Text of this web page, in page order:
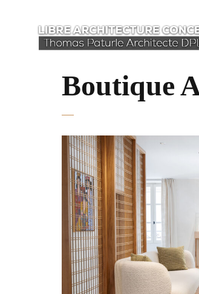
Boutique